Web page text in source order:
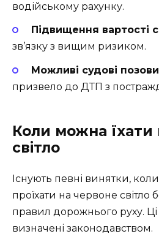
водійському рахунку.
Підвищення вартості
зв’язку з вищим ризиком.
Можливі судові позови
призвело до ДТП з
Коли можна їхати
світло
Існують певні винятки,
проїхати на червоне світло
правил дорожнього руху. Ці
визначені законодавством.